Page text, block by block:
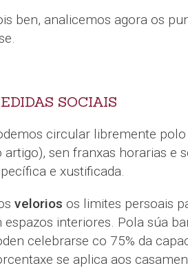
ben, analicemos agora os
SOCIAIS
circular libremente
artigo), sen franxas horarias e
e xustificada.
velorios os limites persoais
espazos interiores. Pola súa
celebrarse co 75% da
se aplica aos